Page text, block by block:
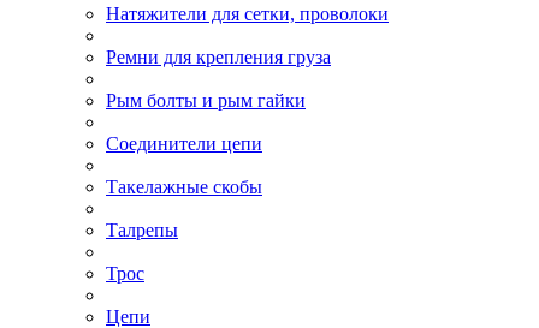
Натяжители для сетки, проволоки
Ремни для крепления груза
Рым болты и рым гайки
Соединители цепи
Такелажные скобы
Талрепы
Трос
Цепи